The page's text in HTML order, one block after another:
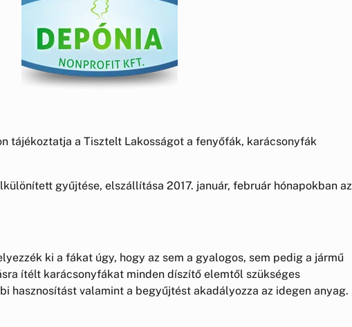
tájékoztatja a Tisztelt Lakosságot a fenyőfák, karácsonyfák
gyűjtése, elszállítása 2017. január, február hónapokban az
ki a fákat úgy, hogy az sem a gyalogos, sem pedig a jármű
ítélt karácsonyfákat minden díszítő elemtől szükséges
hasznosítást valamint a begyűjtést akadályozza az idegen anyag.